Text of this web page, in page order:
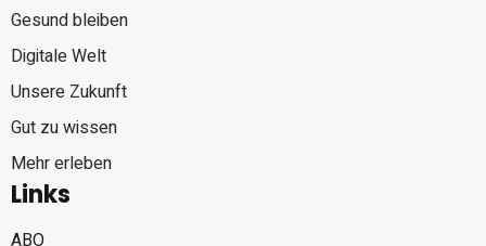
Gesund bleiben
Digitale Welt
Unsere Zukunft
Gut zu wissen
Mehr erleben
Links